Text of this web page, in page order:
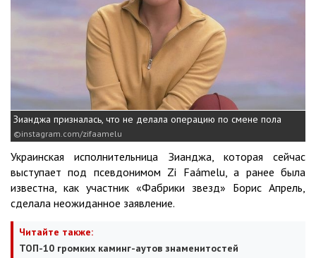
Зианджа призналась, что не делала операцию по смене пола
instagram.com/zifaamelu
Украинская исполнительница Зианджа, которая сейчас
выступает под псевдонимом Zi Faámelu, а ранее была
известна, как участник «Фабрики звезд» Борис Апрель,
сделала неожиданное заявление.
Читайте также:
ТОП-10 громких каминг-аутов знаменитостей